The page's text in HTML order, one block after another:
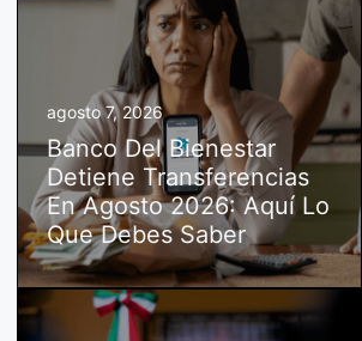
agosto 7, 2026
Banco Del Bienestar
Detiene Transferencias
En Agosto 2026: Aquí Lo
Que Debes Saber